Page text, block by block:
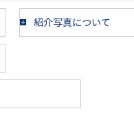
紹介写真について